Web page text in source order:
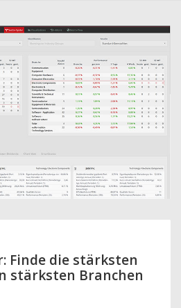
Finde die stärksten
stärksten Branchen